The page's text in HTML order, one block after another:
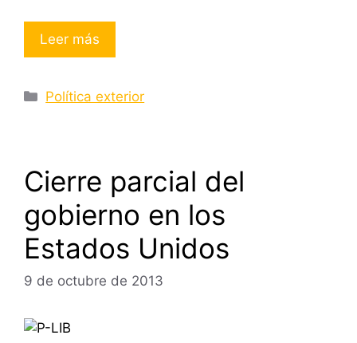
Leer más
Categorías
Política exterior
Cierre parcial del
gobierno en los
Estados Unidos
9 de octubre de 2013